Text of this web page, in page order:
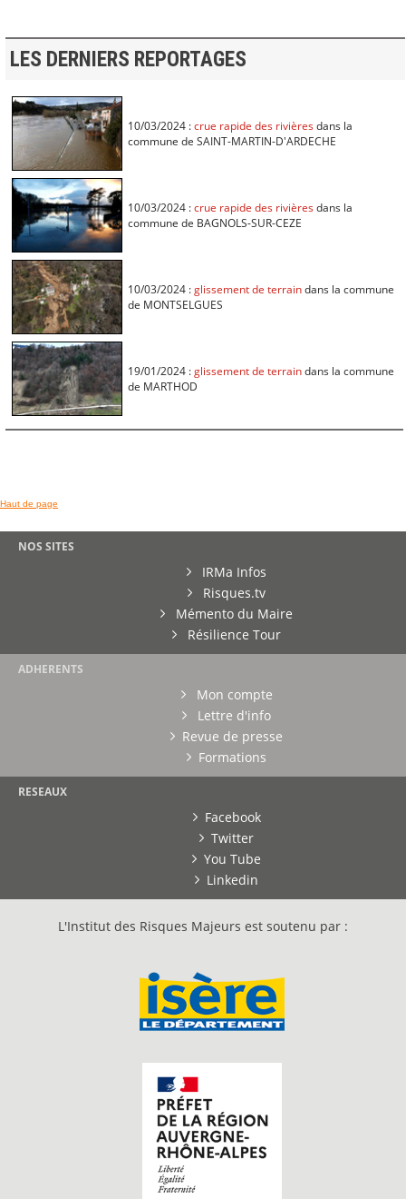
LES DERNIERS REPORTAGES
10/03/2024 :crue rapide des rivièresdans la
commune de SAINT-MARTIN-D'ARDECHE
10/03/2024 :crue rapide des rivièresdans la
commune de BAGNOLS-SUR-CEZE
10/03/2024 :glissement de terraindans la commune
de MONTSELGUES
19/01/2024 :glissement de terraindans la commune
de MARTHOD
Haut de page
NOS SITES
IRMa Infos
Risques.tv
Mémento du Maire
Résilience Tour
ADHERENTS
Mon compte
Lettre d'info
Revue de presse
Formations
RESEAUX
Facebook
Twitter
You Tube
Linkedin
L'Institut des Risques Majeurs est soutenu par :